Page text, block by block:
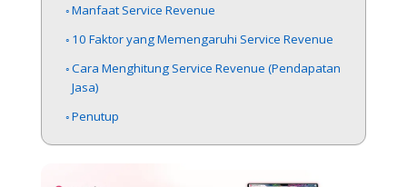
Manfaat Service Revenue
10 Faktor yang Memengaruhi Service Revenue
Cara Menghitung Service Revenue (Pendapatan
Jasa)
Penutup